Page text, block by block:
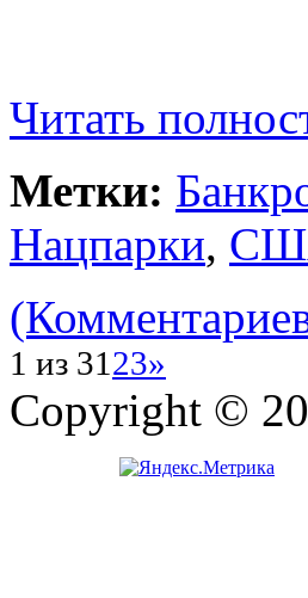
Читать
Метки:
Нацпарки,
1 из 3123»
Copyright ©